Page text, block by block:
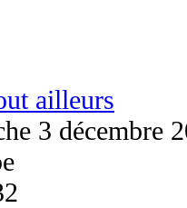
ailleurs
3 décembre